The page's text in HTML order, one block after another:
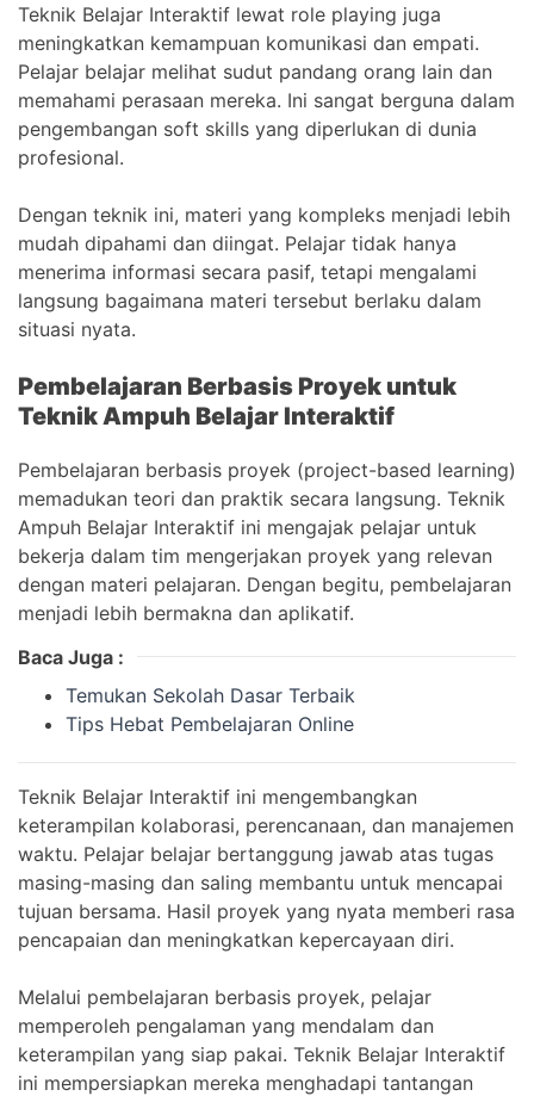
Teknik Belajar Interaktif lewat role playing juga
meningkatkan kemampuan komunikasi dan empati.
Pelajar belajar melihat sudut pandang orang lain dan
memahami perasaan mereka. Ini sangat berguna dalam
pengembangan soft skills yang diperlukan di dunia
profesional.
Dengan teknik ini, materi yang kompleks menjadi lebih
mudah dipahami dan diingat. Pelajar tidak hanya
menerima informasi secara pasif, tetapi mengalami
langsung bagaimana materi tersebut berlaku dalam
situasi nyata.
Pembelajaran Berbasis Proyek untuk
Teknik Ampuh Belajar Interaktif
Pembelajaran berbasis proyek (project-based learning)
memadukan teori dan praktik secara langsung. Teknik
Ampuh Belajar Interaktif ini mengajak pelajar untuk
bekerja dalam tim mengerjakan proyek yang relevan
dengan materi pelajaran. Dengan begitu, pembelajaran
menjadi lebih bermakna dan aplikatif.
Baca Juga :
Temukan Sekolah Dasar Terbaik
Tips Hebat Pembelajaran Online
Teknik Belajar Interaktif ini mengembangkan
keterampilan kolaborasi, perencanaan, dan manajemen
waktu. Pelajar belajar bertanggung jawab atas tugas
masing-masing dan saling membantu untuk mencapai
tujuan bersama. Hasil proyek yang nyata memberi rasa
pencapaian dan meningkatkan kepercayaan diri.
Melalui pembelajaran berbasis proyek, pelajar
memperoleh pengalaman yang mendalam dan
keterampilan yang siap pakai. Teknik Belajar Interaktif
ini mempersiapkan mereka menghadapi tantangan